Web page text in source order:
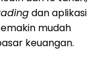
dan aplikasi
mudah
keuangan.